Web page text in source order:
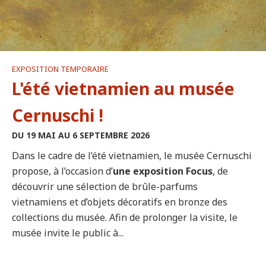
EXPOSITION TEMPORAIRE
L'été vietnamien au musée
Cernuschi !
DU 19 MAI AU 6 SEPTEMBRE 2026
Dans le cadre de l’été vietnamien, le musée Cernuschi
propose, à l’occasion d’une exposition Focus, de
découvrir une sélection de brûle-parfums
vietnamiens et d’objets décoratifs en bronze des
collections du musée. Afin de prolonger la visite, le
musée invite le public à...